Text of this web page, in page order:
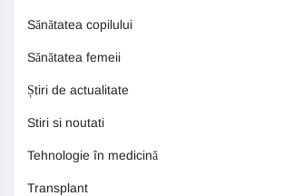
Sănătatea copilului
Sănătatea femeii
Știri de actualitate
Stiri si noutati
Tehnologie în medicină
Transplant